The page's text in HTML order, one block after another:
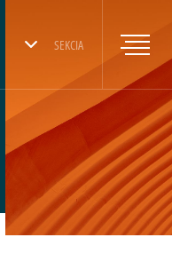
SEKCIA